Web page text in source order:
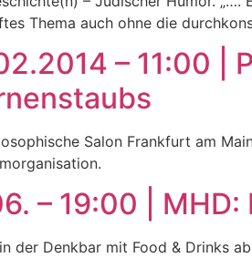
Thema auch ohne die
– 11:00 |
Salon Frankfurt am
– 19:00 |
der Denkbar mit Food & Drinks